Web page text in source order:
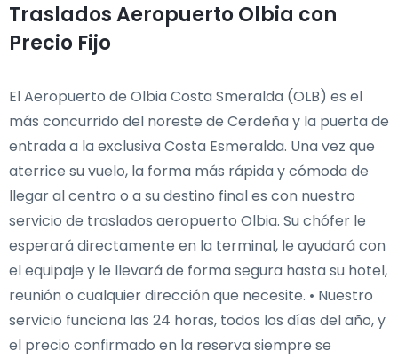
Traslados Aeropuerto Olbia con
Precio Fijo
El Aeropuerto de Olbia Costa Smeralda (OLB) es el
más concurrido del noreste de Cerdeña y la puerta de
entrada a la exclusiva Costa Esmeralda. Una vez que
aterrice su vuelo, la forma más rápida y cómoda de
llegar al centro o a su destino final es con nuestro
servicio de traslados aeropuerto Olbia. Su chófer le
esperará directamente en la terminal, le ayudará con
el equipaje y le llevará de forma segura hasta su hotel,
reunión o cualquier dirección que necesite. • Nuestro
servicio funciona las 24 horas, todos los días del año, y
el precio confirmado en la reserva siempre se